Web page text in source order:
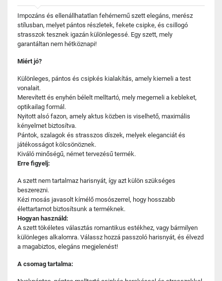
Impozáns és ellenállhatatlan fehérnemű szett elegáns, merész
stílusban, melyet pántos részletek, fekete csipke, és csillogó
strasszok tesznek igazán különlegessé. Egy szett, mely
garantáltan nem hétköznapi!
Miért jó?
Különleges, pántos és csipkés kialakítás, amely kiemeli a test
vonalait.
Merevített és enyhén bélelt melltartó, mely megemeli a kebleket,
optikailag formál.
Nyitott alsó fazon, amely aktus közben is viselhető, maximális
kényelmet biztosítva.
Pántok, szalagok és strasszos díszek, melyek eleganciát és
játékosságot kölcsönöznek.
Kiváló minőségű, német tervezésű termék.
Erre figyelj:
A szett nem tartalmaz harisnyát, így azt külön szükséges
beszerezni.
Kézi mosás javasolt kímélő mosószerrel, hogy hosszabb
élettartamot biztosítsunk a terméknek.
Hogyan használd:
A szett tökéletes választás romantikus estékhez, vagy bármilyen
különleges alkalomra. Válassz hozzá passzoló harisnyát, és élvezd
a magabiztos, elegáns megjelenést!
A csomag tartalma: